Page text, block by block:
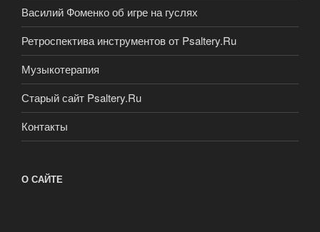
Василий Фоменко об игре на гуслях
Ретроспектива инструментов от Psaltery.Ru
Музыкотерапия
Старый сайт Psaltery.Ru
Контакты
О САЙТЕ